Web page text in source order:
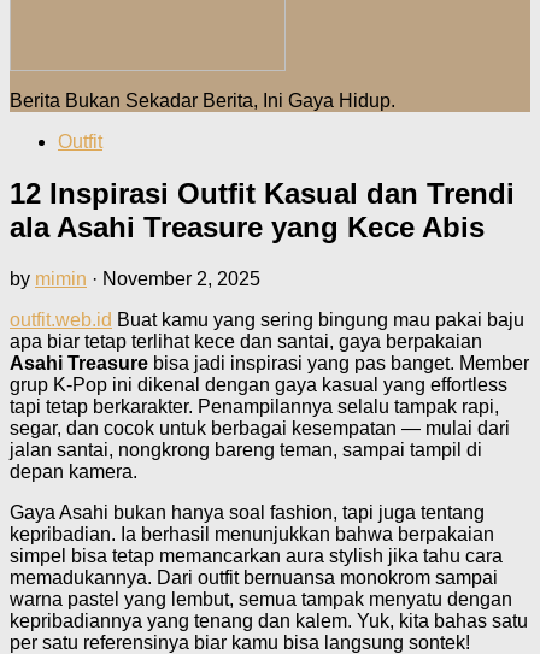
Berita Bukan Sekadar Berita, Ini Gaya Hidup.
Outfit
12 Inspirasi Outfit Kasual dan Trendi
ala Asahi Treasure yang Kece Abis
by mimin · November 2, 2025
outfit.web.id Buat kamu yang sering bingung mau pakai baju
apa biar tetap terlihat kece dan santai, gaya berpakaian
Asahi Treasure bisa jadi inspirasi yang pas banget. Member
grup K-Pop ini dikenal dengan gaya kasual yang effortless
tapi tetap berkarakter. Penampilannya selalu tampak rapi,
segar, dan cocok untuk berbagai kesempatan — mulai dari
jalan santai, nongkrong bareng teman, sampai tampil di
depan kamera.
Gaya Asahi bukan hanya soal fashion, tapi juga tentang
kepribadian. Ia berhasil menunjukkan bahwa berpakaian
simpel bisa tetap memancarkan aura stylish jika tahu cara
memadukannya. Dari outfit bernuansa monokrom sampai
warna pastel yang lembut, semua tampak menyatu dengan
kepribadiannya yang tenang dan kalem. Yuk, kita bahas satu
per satu referensinya biar kamu bisa langsung sontek!